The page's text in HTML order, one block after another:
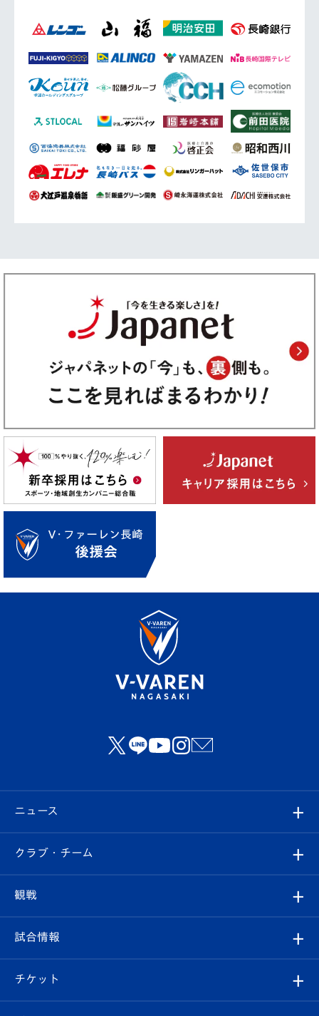
ニュース
すべて
クラブ
試合情報
クラブ・チーム
クラブ概要
エンブレム紹介
観戦
観戦ルール
はじめての観戦ガイド
試合情報
試合日程/結果
チケット